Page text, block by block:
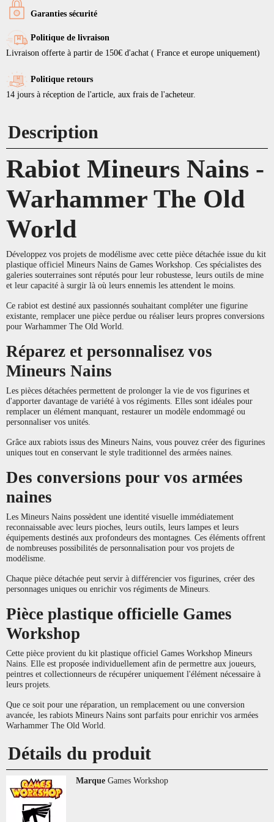
Garanties sécurité
Politique de livraison
Livraison offerte à partir de 150€ d'achat ( France et europe uniquement)
Politique retours
14 jours à réception de l'article, aux frais de l'acheteur.
Description
Rabiot Mineurs Nains -
Warhammer The Old
World
Développez vos projets de modélisme avec cette pièce détachée issue du kit
plastique officiel Mineurs Nains de Games Workshop. Ces spécialistes des
galeries souterraines sont réputés pour leur robustesse, leurs outils de mine
et leur capacité à surgir là où leurs ennemis les attendent le moins.
Ce rabiot est destiné aux passionnés souhaitant compléter une figurine
existante, remplacer une pièce perdue ou réaliser leurs propres conversions
pour Warhammer The Old World.
Réparez et personnalisez vos
Mineurs Nains
Les pièces détachées permettent de prolonger la vie de vos figurines et
d'apporter davantage de variété à vos régiments. Elles sont idéales pour
remplacer un élément manquant, restaurer un modèle endommagé ou
personnaliser vos unités.
Grâce aux rabiots issus des Mineurs Nains, vous pouvez créer des figurines
uniques tout en conservant le style traditionnel des armées naines.
Des conversions pour vos armées
naines
Les Mineurs Nains possèdent une identité visuelle immédiatement
reconnaissable avec leurs pioches, leurs outils, leurs lampes et leurs
équipements destinés aux profondeurs des montagnes. Ces éléments offrent
de nombreuses possibilités de personnalisation pour vos projets de
modélisme.
Chaque pièce détachée peut servir à différencier vos figurines, créer des
personnages uniques ou enrichir vos régiments de Mineurs.
Pièce plastique officielle Games
Workshop
Cette pièce provient du kit plastique officiel Games Workshop Mineurs
Nains. Elle est proposée individuellement afin de permettre aux joueurs,
peintres et collectionneurs de récupérer uniquement l'élément nécessaire à
leurs projets.
Que ce soit pour une réparation, un remplacement ou une conversion
avancée, les rabiots Mineurs Nains sont parfaits pour enrichir vos armées
Warhammer The Old World.
Détails du produit
Marque Games Workshop